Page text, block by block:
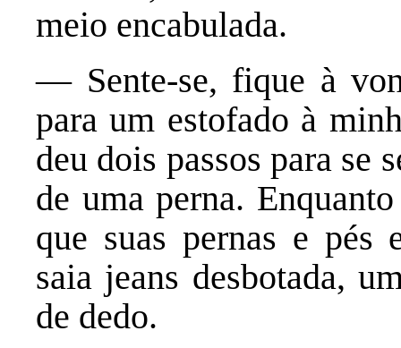
meio encabulada.
— Sente-se, fique à
para um estofado à
deu dois passos para se
de uma perna.
que suas pernas e pés
saia jeans desbotada,
de dedo.